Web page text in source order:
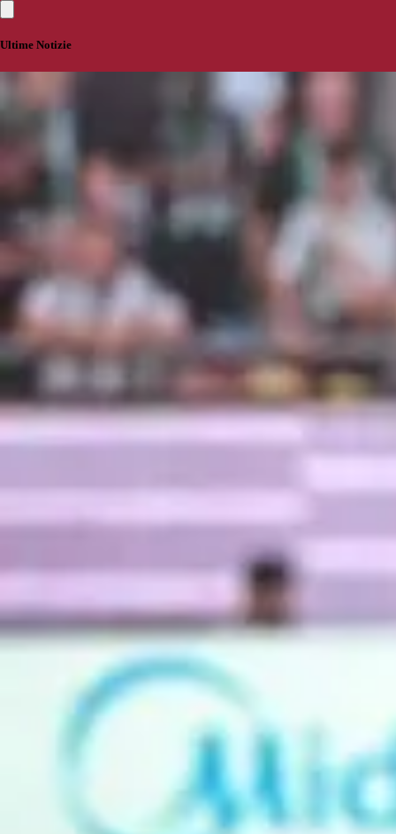
Ultime Notizie